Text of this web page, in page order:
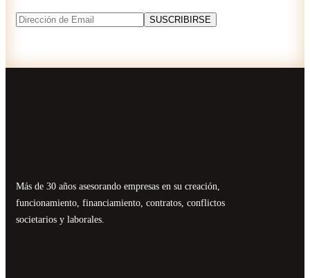
Más de 30 años asesorando empresas en su creación,
funcionamiento, financiamiento, contratos, conflictos
societarios y laborales.